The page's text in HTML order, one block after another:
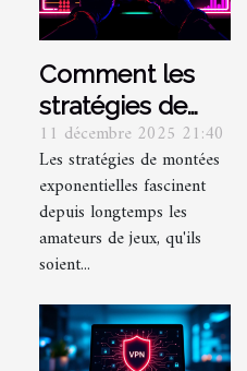
Comment les
stratégies de
montées
exponentielles
modifient-elles
l'expérience de
jeu ?
11 décembre 2025 21:40
Les stratégies de montées
exponentielles fascinent
depuis longtemps les
amateurs de jeux, qu'ils
soient...